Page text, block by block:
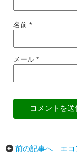
名前 *
メール *
コメントを送
前の記事へ エコ